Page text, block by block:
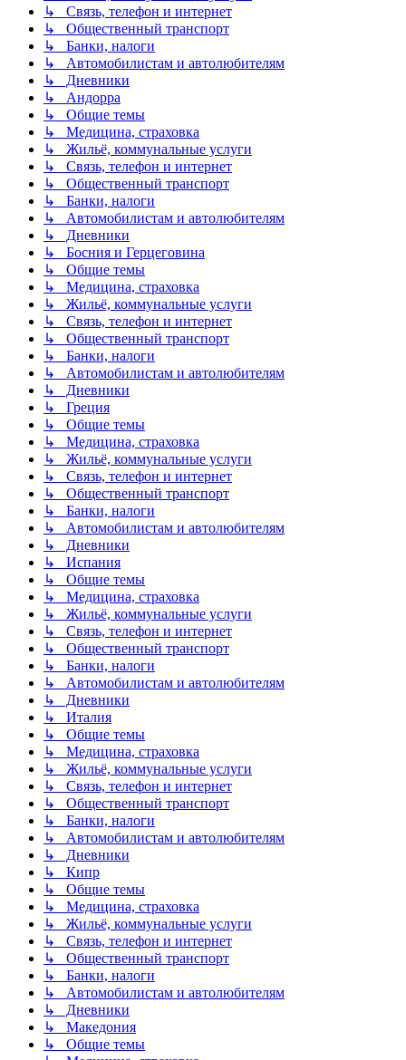
↳ Связь, телефон и интернет
↳ Общественный транспорт
↳ Банки, налоги
↳ Автомобилистам и автолюбителям
↳ Дневники
↳ Андорра
↳ Общие темы
↳ Медицина, страховка
↳ Жильё, коммунальные услуги
↳ Связь, телефон и интернет
↳ Общественный транспорт
↳ Банки, налоги
↳ Автомобилистам и автолюбителям
↳ Дневники
↳ Босния и Герцеговина
↳ Общие темы
↳ Медицина, страховка
↳ Жильё, коммунальные услуги
↳ Связь, телефон и интернет
↳ Общественный транспорт
↳ Банки, налоги
↳ Автомобилистам и автолюбителям
↳ Дневники
↳ Греция
↳ Общие темы
↳ Медицина, страховка
↳ Жильё, коммунальные услуги
↳ Связь, телефон и интернет
↳ Общественный транспорт
↳ Банки, налоги
↳ Автомобилистам и автолюбителям
↳ Дневники
↳ Испания
↳ Общие темы
↳ Медицина, страховка
↳ Жильё, коммунальные услуги
↳ Связь, телефон и интернет
↳ Общественный транспорт
↳ Банки, налоги
↳ Автомобилистам и автолюбителям
↳ Дневники
↳ Италия
↳ Общие темы
↳ Медицина, страховка
↳ Жильё, коммунальные услуги
↳ Связь, телефон и интернет
↳ Общественный транспорт
↳ Банки, налоги
↳ Автомобилистам и автолюбителям
↳ Дневники
↳ Кипр
↳ Общие темы
↳ Медицина, страховка
↳ Жильё, коммунальные услуги
↳ Связь, телефон и интернет
↳ Общественный транспорт
↳ Банки, налоги
↳ Автомобилистам и автолюбителям
↳ Дневники
↳ Македония
↳ Общие темы